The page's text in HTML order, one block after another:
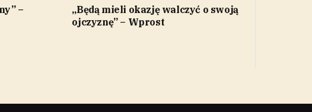
–
„Będą mieli okazję walczyć o swoją
ojczyznę” – Wprost